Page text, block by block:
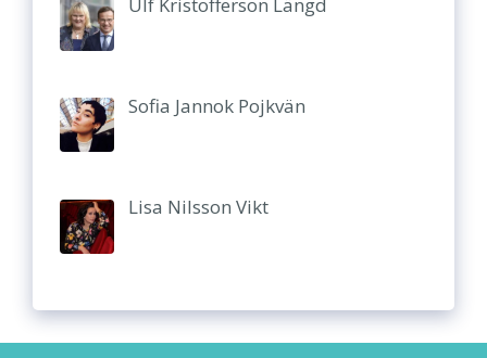
Sofia Jannok Pojkvän
Lisa Nilsson Vikt